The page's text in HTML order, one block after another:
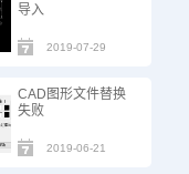
导入
2019-07-29
CAD图形文件替换
失败
2019-06-21